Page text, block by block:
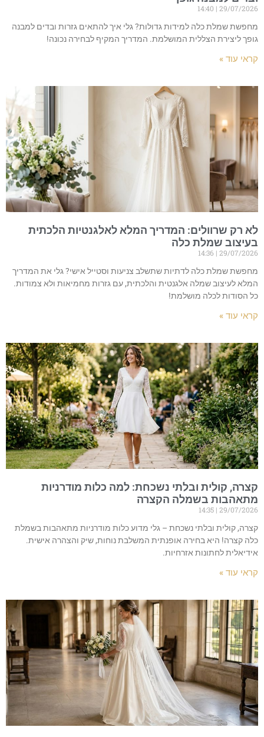
29/07/2026
מחפשת שמלת כלה למידות גדולות? גלי איך להתאים גזרות ובדים למבנה
גופך ליצירת הצללית המושלמת. המדריך המקיף לבחירה נכונה!
קראי עוד »
לא רק שרוולים: המדריך המלא לאלגנטיות הלכתית
בעיצוב שמלת כלה
29/07/2026
מחפשת שמלת כלה לדתיות שתשלב צניעות וסטייל אישי? גלי את המדריך
המלא לעיצוב שמלה אלגנטית והלכתית, עם גזרות מחמיאות ולא צמודות.
כל הסודות לכלה מושלמת!
קראי עוד »
קצרה, קולית ובלתי נשכחת: למה כלות מודרניות
מתאהבות בשמלה הקצרה
29/07/2026
קצרה, קולית ובלתי נשכחת – גלי מדוע כלות מודרניות מתאהבות בשמלת
כלה קצרה! היא בחירה אופנתית המשלבת נוחות, שיק והצהרה אישית.
אידיאלית לחתונות אזרחיות.
קראי עוד »